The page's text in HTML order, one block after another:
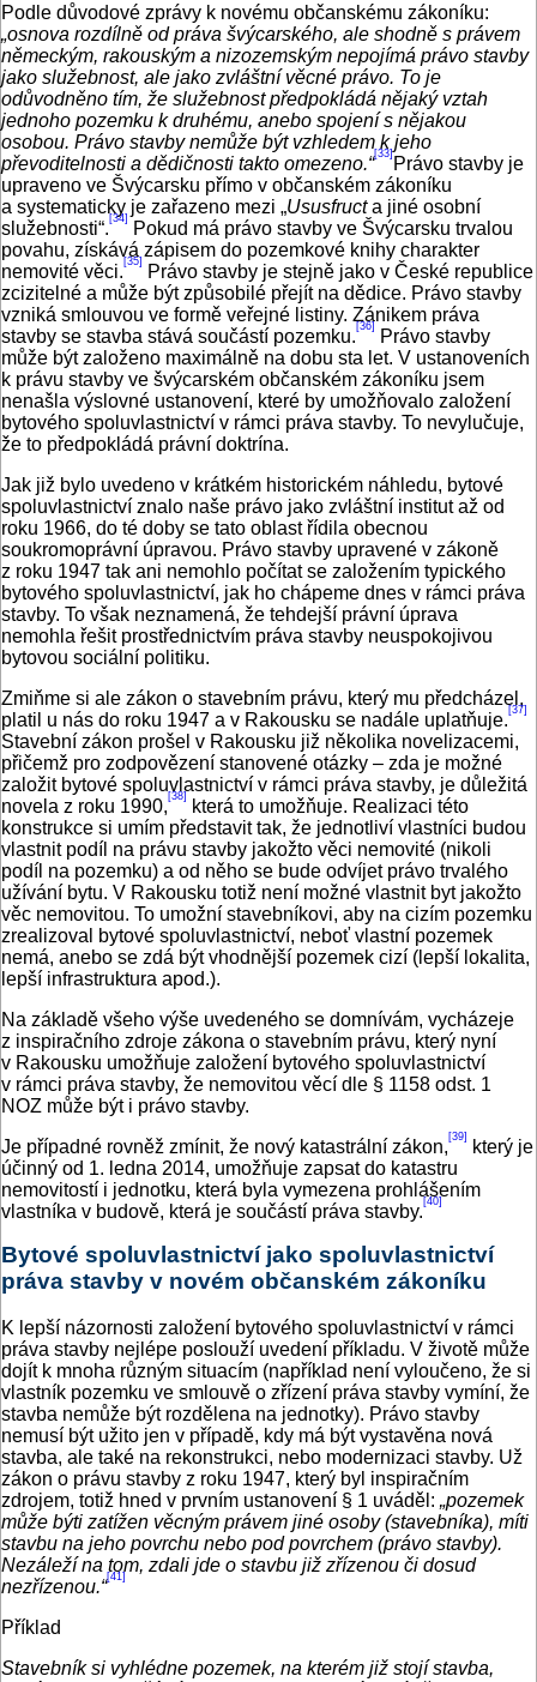
Podle důvodové zprávy k novému občanskému zákoníku:
„osnova rozdílně od práva švýcarského, ale shodně s právem
německým, rakouským a nizozemským nepojímá právo stavby
jako služebnost, ale jako zvláštní věcné právo. To je
odůvodněno tím, že služebnost předpokládá nějaký vztah
jednoho pozemku k druhému, anebo spojení s nějakou
osobou. Právo stavby nemůže být vzhledem k jeho
převoditelnosti a dědičnosti takto omezeno.“[33] Právo stavby je
upraveno ve Švýcarsku přímo v občanském zákoníku
a systematicky je zařazeno mezi „Ususfructa jiné osobní
služebnosti“. [34]
Pokud má právo stavby ve Švýcarsku trvalou
povahu, získává zápisem do pozemkové knihy charakter
nemovité věci. [35]
Právo stavby je stejně jako v České republice
zcizitelné a může být způsobilé přejít na dědice. Právo stavby
vzniká smlouvou ve formě veřejné listiny. Zánikem práva
stavby se stavba stává součástí pozemku. [36]
Právo stavby
může být založeno maximálně na dobu sta let. V ustanoveních
k právu stavby ve švýcarském občanském zákoníku jsem
nenašla výslovné ustanovení, které by umožňovalo založení
bytového spoluvlastnictví v rámci práva stavby. To nevylučuje,
že to předpokládá právní doktrína.
Jak již bylo uvedeno v krátkém historickém náhledu, bytové
spoluvlastnictví znalo naše právo jako zvláštní institut až od
roku 1966, do té doby se tato oblast řídila obecnou
soukromoprávní úpravou. Právo stavby upravené v zákoně
z roku 1947 tak ani nemohlo počítat se založením typického
bytového spoluvlastnictví, jak ho chápeme dnes v rámci práva
stavby. To však neznamená, že tehdejší právní úprava
nemohla řešit prostřednictvím práva stavby neuspokojivou
bytovou sociální politiku.
Zmiňme si ale zákon o stavebním právu, který mu předcházel,
platil u nás do roku 1947 a v Rakousku se nadále uplatňuje. [37]
Stavební zákon prošel v Rakousku již několika novelizacemi,
přičemž pro zodpovězení stanovené otázky – zda je možné
založit bytové spoluvlastnictví v rámci práva stavby, je důležitá
novela z roku 1990, [38]
která to umožňuje. Realizaci této
konstrukce si umím představit tak, že jednotliví vlastníci budou
vlastnit podíl na právu stavby jakožto věci nemovité (nikoli
podíl na pozemku) a od něho se bude odvíjet právo trvalého
užívání bytu. V Rakousku totiž není možné vlastnit byt jakožto
věc nemovitou. To umožní stavebníkovi, aby na cizím pozemku
zrealizoval bytové spoluvlastnictví, neboť vlastní pozemek
nemá, anebo se zdá být vhodnější pozemek cizí (lepší lokalita,
lepší infrastruktura apod.).
Na základě všeho výše uvedeného se domnívám, vycházeje
z inspiračního zdroje zákona o stavebním právu, který nyní
v Rakousku umožňuje založení bytového spoluvlastnictví
v rámci práva stavby, že nemovitou věcí dle § 1158 odst. 1
NOZ může být i právo stavby.
Je případné rovněž zmínit, že nový katastrální zákon, [39]
který je
účinný od 1. ledna 2014, umožňuje zapsat do katastru
nemovitostí i jednotku, která byla vymezena prohlášením
vlastníka v budově, která je součástí práva stavby. [40]
Bytové spoluvlastnictví jako spoluvlastnictví
práva stavby v novém občanském zákoníku
K lepší názornosti založení bytového spoluvlastnictví v rámci
práva stavby nejlépe poslouží uvedení příkladu. V životě může
dojít k mnoha různým situacím (například není vyloučeno, že si
vlastník pozemku ve smlouvě o zřízení práva stavby vymíní, že
stavba nemůže být rozdělena na jednotky). Právo stavby
nemusí být užito jen v případě, kdy má být vystavěna nová
stavba, ale také na rekonstrukci, nebo modernizaci stavby. Už
zákon o právu stavby z roku 1947, který byl inspiračním
zdrojem, totiž hned v prvním ustanovení § 1 uváděl: „pozemek
může býti zatížen věcným právem jiné osoby (stavebníka), míti
stavbu na jeho povrchu nebo pod povrchem (právo stavby).
Nezáleží na tom, zdali jde o stavbu již zřízenou či dosud
nezřízenou.“[41]
Příklad
Stavebník si vyhlédne pozemek, na kterém již stojí stavba,